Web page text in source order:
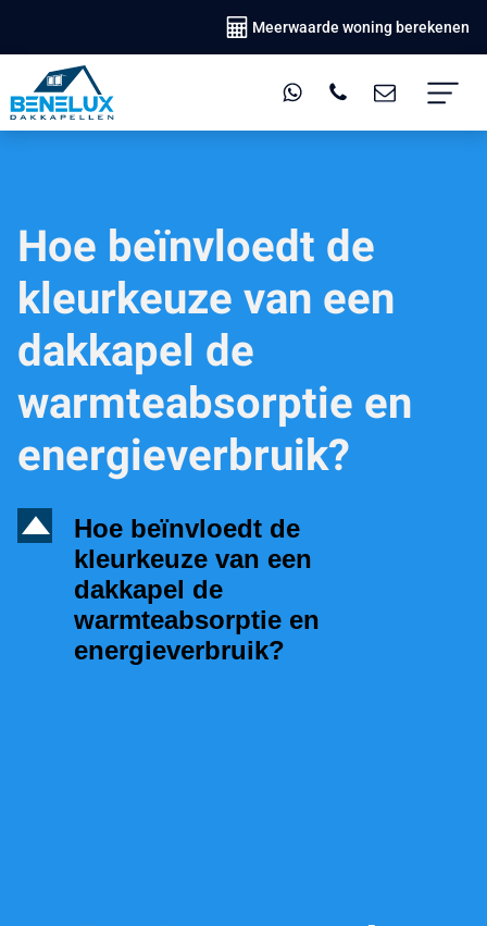
Meerwaarde woning berekenen
Hoe beïnvloedt de
kleurkeuze van een
dakkapel de
warmteabsorptie en
energieverbruik?
D
Hoe beïnvloedt de
kleurkeuze van een
dakkapel de
warmteabsorptie en
energieverbruik?